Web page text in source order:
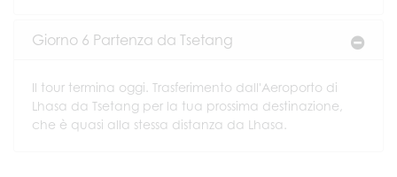
Giorno 6 Partenza da Tsetang
Il tour termina oggi. Trasferimento dall'Aeroporto di
Lhasa da Tsetang per la tua prossima destinazione,
che è quasi alla stessa distanza da Lhasa.